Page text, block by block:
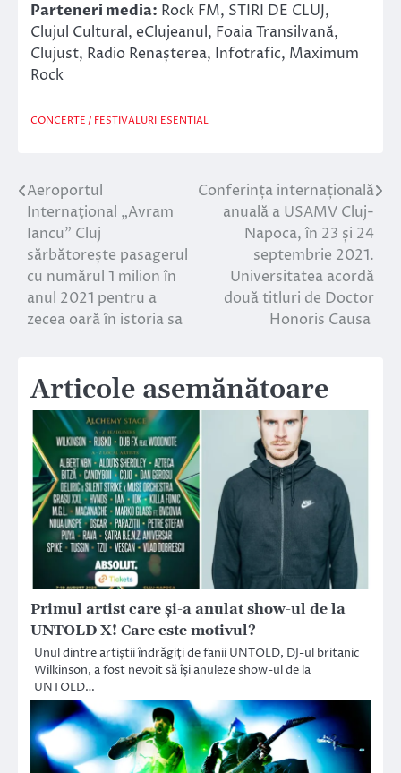
Parteneri media: Rock FM, STIRI DE CLUJ,
Clujul Cultural, eClujeanul, Foaia Transilvană,
Clujust, Radio Renașterea, Infotrafic, Maximum
Rock
CONCERTE / FESTIVALURI ESENTIAL
Navigare
în
articole
Aeroportul
Internaţional „Avram
Iancu” Cluj
sărbătorește pasagerul
cu numărul 1 milion în
anul 2021 pentru a
zecea oară în istoria sa
Conferința internațională
anuală a USAMV Cluj-
Napoca, în 23 și 24
septembrie 2021.
Universitatea acordă
două titluri de Doctor
Honoris Causa
Articole asemănătoare
Primul artist care și-a anulat show-ul de la
UNTOLD X! Care este motivul?
Unul dintre artiștii îndrăgiți de fanii UNTOLD, DJ-ul britanic
Wilkinson, a fost nevoit să își anuleze show-ul de la
UNTOLD…